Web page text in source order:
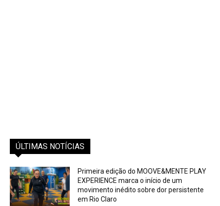
ÚLTIMAS NOTÍCIAS
Primeira edição do MOOVE&MENTE PLAY
EXPERIENCE marca o início de um
movimento inédito sobre dor persistente
em Rio Claro